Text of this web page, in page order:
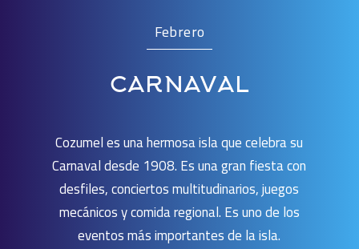
Febrero
CARNAVAL
Cozumel es una hermosa isla que celebra su
Carnaval desde 1908. Es una gran fiesta con
desfiles, conciertos multitudinarios, juegos
mecánicos y comida regional. Es uno de los
eventos más importantes de la isla.